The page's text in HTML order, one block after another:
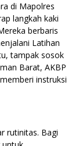
di Mapolres
langkah kaki
berbaris
Latihan
tampak sosok
Barat, AKBP
instruksi
rutinitas. Bagi